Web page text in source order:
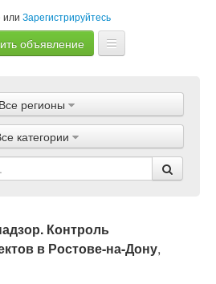
или Зарегистрируйтесь
объявление
Объявления
Магазины
Услуги
Все регионы
категории
Контроль
в Ростове-на-Дону,